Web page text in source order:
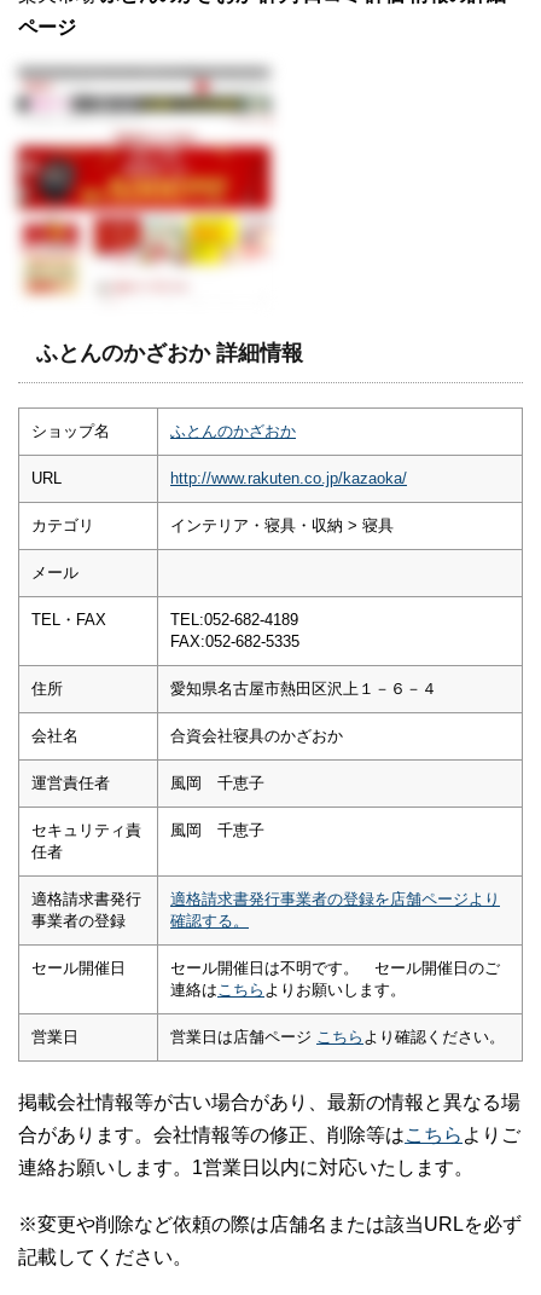
ページ
ふとんのかざおか 詳細情報
ショップ名 ふとんのかざおか
URL http://www.rakuten.co.jp/kazaoka/
カテゴリ インテリア・寝具・収納 > 寝具
メール
TEL・FAX
TEL:052-682-4189
FAX:052-682-5335
住所 愛知県名古屋市熱田区沢上１－６－４
会社名 合資会社寝具のかざおか
運営責任者 風岡 千恵子
セキュリティ責
任者
風岡 千恵子
適格請求書発行
事業者の登録
適格請求書発行事業者の登録を店舗ページより
確認する。
セール開催日
セール開催日は不明です。 セール開催日のご
連絡は こちら よりお願いします。
営業日 営業日は店舗ページ こちら より確認ください。
掲載会社情報等が古い場合があり、最新の情報と異なる場
合があります。会社情報等の修正、削除等はこちら よりご
連絡お願いします。1営業日以内に対応いたします。
※変更や削除など依頼の際は店舗名または該当URLを必ず
記載してください。